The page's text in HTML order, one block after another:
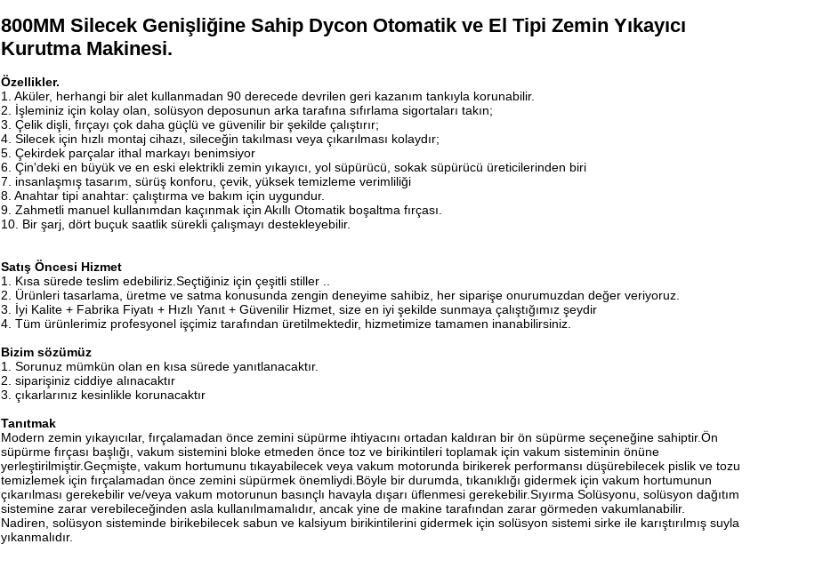
800MM Silecek Genişliğine Sahip Dycon Otomatik ve El Tipi Zemin Yıkayıcı
Kurutma Makinesi.
Özellikler.
1. Aküler, herhangi bir alet kullanmadan 90 derecede devrilen geri kazanım tankıyla korunabilir.
2. İşleminiz için kolay olan, solüsyon deposunun arka tarafına sıfırlama sigortaları takın;
3. Çelik dişli, fırçayı çok daha güçlü ve güvenilir bir şekilde çalıştırır;
4. Silecek için hızlı montaj cihazı, sileceğin takılması veya çıkarılması kolaydır;
5. Çekirdek parçalar ithal markayı benimsiyor
6. Çin'deki en büyük ve en eski elektrikli zemin yıkayıcı, yol süpürücü, sokak süpürücü üreticilerinden biri
7. insanlaşmış tasarım, sürüş konforu, çevik, yüksek temizleme verimliliği
8. Anahtar tipi anahtar: çalıştırma ve bakım için uygundur.
9. Zahmetli manuel kullanımdan kaçınmak için Akıllı Otomatik boşaltma fırçası.
10. Bir şarj, dört buçuk saatlik sürekli çalışmayı destekleyebilir.
Satış Öncesi Hizmet
1. Kısa sürede teslim edebiliriz.Seçtiğiniz için çeşitli stiller ..
2. Ürünleri tasarlama, üretme ve satma konusunda zengin deneyime sahibiz, her siparişe onurumuzdan değer veriyoruz.
3. İyi Kalite + Fabrika Fiyatı + Hızlı Yanıt + Güvenilir Hizmet, size en iyi şekilde sunmaya çalıştığımız şeydir
4. Tüm ürünlerimiz profesyonel işçimiz tarafından üretilmektedir, hizmetimize tamamen inanabilirsiniz.
Bizim sözümüz
1. Sorunuz mümkün olan en kısa sürede yanıtlanacaktır.
2. siparişiniz ciddiye alınacaktır
3. çıkarlarınız kesinlikle korunacaktır
Tanıtmak
Modern zemin yıkayıcılar, fırçalamadan önce zemini süpürme ihtiyacını ortadan kaldıran bir ön süpürme seçeneğine sahiptir.Ön
süpürme fırçası başlığı, vakum sistemini bloke etmeden önce toz ve birikintileri toplamak için vakum sisteminin önüne
yerleştirilmiştir.Geçmişte, vakum hortumunu tıkayabilecek veya vakum motorunda birikerek performansı düşürebilecek pislik ve tozu
temizlemek için fırçalamadan önce zemini süpürmek önemliydi.Böyle bir durumda, tıkanıklığı gidermek için vakum hortumunun
çıkarılması gerekebilir ve/veya vakum motorunun basınçlı havayla dışarı üflenmesi gerekebilir.Sıyırma Solüsyonu, solüsyon dağıtım
sistemine zarar verebileceğinden asla kullanılmamalıdır, ancak yine de makine tarafından zarar görmeden vakumlanabilir.
Nadiren, solüsyon sisteminde birikebilecek sabun ve kalsiyum birikintilerini gidermek için solüsyon sistemi sirke ile karıştırılmış suyla
yıkanmalıdır.